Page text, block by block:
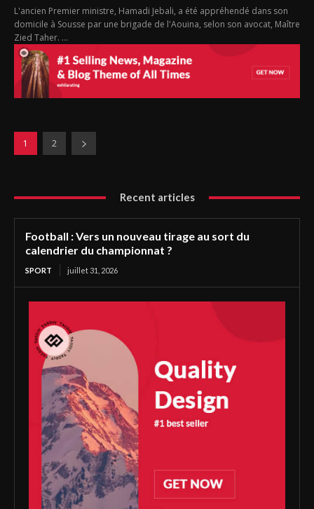
L'ancien Premier ministre, Hamadi Jebali, a été appréhendé dans son
domicile à Sousse par une brigade de l'Aouina, selon son avocat, Maître
Zied Taher. ...
1 2
Recent articles
Football : Vers un nouveau tirage au sort du
calendrier du championnat ?
SPORT juillet 31, 2026